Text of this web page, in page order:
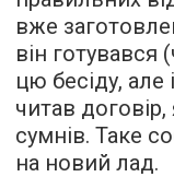
вже
він готувався
цю бесіду, але
читав
сумнів. Таке
на новий лад.